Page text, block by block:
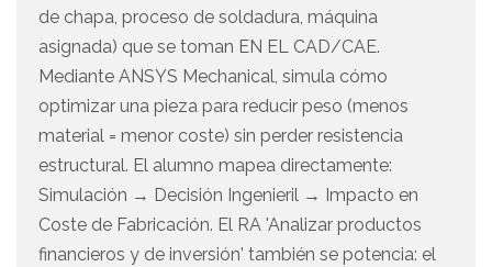
de chapa, proceso de soldadura, máquina
asignada) que se toman EN EL CAD/CAE.
Mediante ANSYS Mechanical, simula cómo
optimizar una pieza para reducir peso (menos
material = menor coste) sin perder resistencia
estructural. El alumno mapea directamente:
Simulación → Decisión Ingenieril → Impacto en
Coste de Fabricación. El RA 'Analizar productos
financieros y de inversión' también se potencia: el